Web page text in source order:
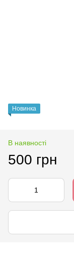
Новинка
В наявності
500 грн